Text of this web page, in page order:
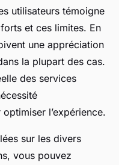
utilisateurs témoigne
et ces limites. En
une appréciation
la plupart des cas.
des services
l’expérience.
sur les divers
vous pouvez